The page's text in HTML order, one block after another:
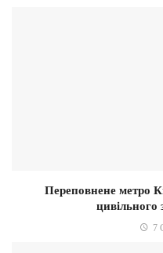
Переповнене метро
цивільного
7